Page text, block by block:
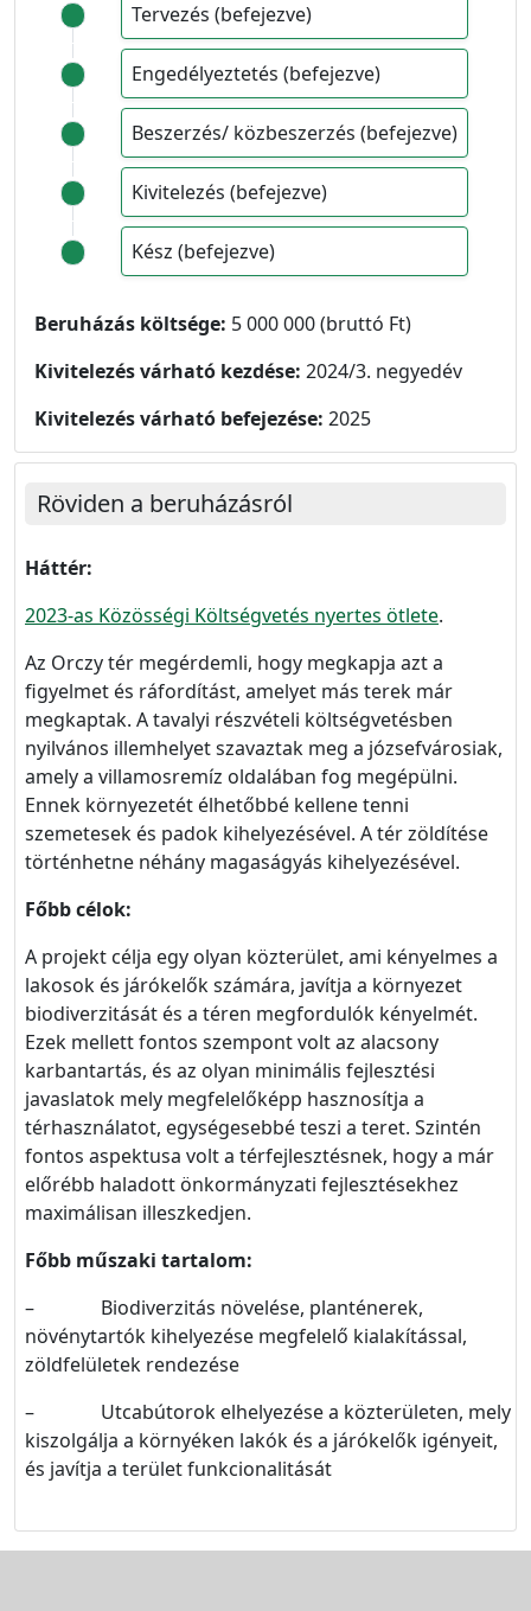
Tervezés (befejezve)
Engedélyeztetés (befejezve)
Beszerzés/ közbeszerzés (befejezve)
Kivitelezés (befejezve)
Kész (befejezve)
Beruházás költsége: 5 000 000 (bruttó Ft)
Kivitelezés várható kezdése: 2024/3. negyedév
Kivitelezés várható befejezése: 2025
Röviden a beruházásról
Háttér:
2023-as Közösségi Költségvetés nyertes ötlete.
Az Orczy tér megérdemli, hogy megkapja azt a
figyelmet és ráfordítást, amelyet más terek már
megkaptak. A tavalyi részvételi költségvetésben
nyilvános illemhelyet szavaztak meg a józsefvárosiak,
amely a villamosremíz oldalában fog megépülni.
Ennek környezetét élhetőbbé kellene tenni
szemetesek és padok kihelyezésével. A tér zöldítése
történhetne néhány magaságyás kihelyezésével.
Főbb célok:
A projekt célja egy olyan közterület, ami kényelmes a
lakosok és járókelők számára, javítja a környezet
biodiverzitását és a téren megfordulók kényelmét.
Ezek mellett fontos szempont volt az alacsony
karbantartás, és az olyan minimális fejlesztési
javaslatok mely megfelelőképp hasznosítja a
térhasználatot, egységesebbé teszi a teret. Szintén
fontos aspektusa volt a térfejlesztésnek, hogy a már
előrébb haladott önkormányzati fejlesztésekhez
maximálisan illeszkedjen.
Főbb műszaki tartalom:
– Biodiverzitás növelése, planténerek,
növénytartók kihelyezése megfelelő kialakítással,
zöldfelületek rendezése
– Utcabútorok elhelyezése a közterületen, mely
kiszolgálja a környéken lakók és a járókelők igényeit,
és javítja a terület funkcionalitását